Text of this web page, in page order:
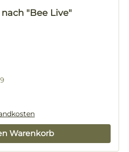
"Bee Live"
Warenkorb